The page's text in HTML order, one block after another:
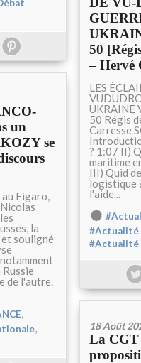
50
– Hervé
LES
UKRAINE
50 Régis
Carresse
? 1:07 II)
maritime
III) Quid
logistique
l'aide...
un
se
Figaro,
la
souligné
de l'autre.
,
, 18 Août
La CGT